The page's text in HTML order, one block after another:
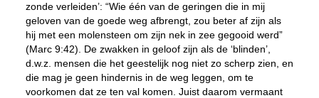
zonde verleiden’: “Wie één van de geringen die in mij
geloven van de goede weg afbrengt, zou beter af zijn als
hij met een molensteen om zijn nek in zee gegooid werd”
(Marc 9:42). De zwakken in geloof zijn als de ‘blinden’,
d.w.z. mensen die het geestelijk nog niet zo scherp zien, en
die mag je geen hindernis in de weg leggen, om te
voorkomen dat ze ten val komen. Juist daarom vermaant